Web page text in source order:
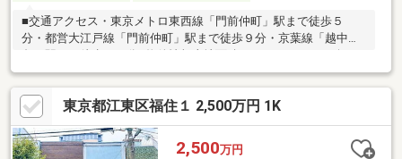
■交通アクセス・東京メトロ東西線「門前仲町」駅まで徒歩５
分・都営大江戸線「門前仲町」駅まで徒歩９分・京葉線「越中
島」駅まで徒歩１０分■物件情報土地面積：４５．６８㎡（公
簿）建物面積：６６．９３㎡木造スレート葺３階建１階：１４．
１３㎡２階：２６．４０㎡３階：２６．４０㎡・間取り：２ＳＬ
ＤＫ（Ｓ：サービスルーム）・床暖房あり（３階リビングダイニ
ング）・駐車場付き（車種による）・前面道路：公道 約７．９
ｍ～室内は大変丁寧にお使いです～
東京都江東区福住１ 2,500万円 1K
2,500万円